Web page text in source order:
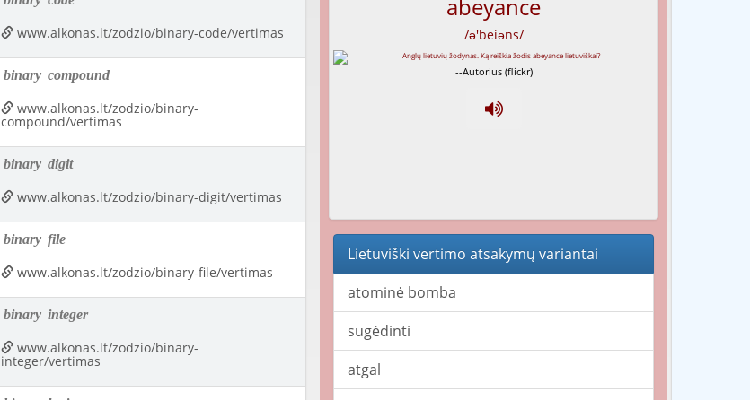
www.alkonas.lt/zodzio/binary-code/vertimas
binary compound
www.alkonas.lt/zodzio/binary-
compound/vertimas
binary digit
www.alkonas.lt/zodzio/binary-digit/vertimas
binary file
www.alkonas.lt/zodzio/binary-file/vertimas
binary integer
www.alkonas.lt/zodzio/binary-
integer/vertimas
abeyance
/ə'beiəns/
--Autorius (flickr)
Lietuviški vertimo atsakymų variantai
atominė bomba
sugėdinti
atgal